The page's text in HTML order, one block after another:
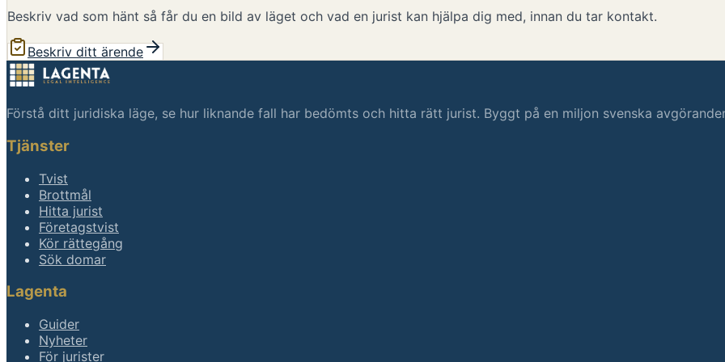
Beskriv vad som hänt så får du en bild av läget och vad en jurist kan hjälpa dig med, innan du tar kontakt.
Beskriv ditt ärende
Förstå ditt juridiska läge, se hur liknande fall har bedömts och hitta rätt jurist. Byggt på en miljon svenska
Tjänster
Tvist
Brottmål
Hitta jurist
Företagstvist
Kör rättegång
Sök domar
Lagenta
Guider
Nyheter
För jurister